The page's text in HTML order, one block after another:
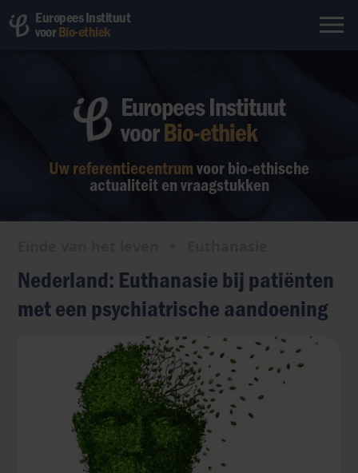
Europees Instituut
voorBio-ethiek
Uw referentiecentrumvoor bio-ethische
actualiteit en vraagstukken
Europees Instituut
voorBio-ethiek
Nederland: Euthanasie bij patiënten
met een psychiatrische aandoening